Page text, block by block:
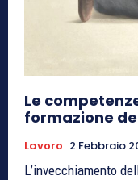
Le
formazione
Lavoro 2 Febbraio
L’invecchiamento